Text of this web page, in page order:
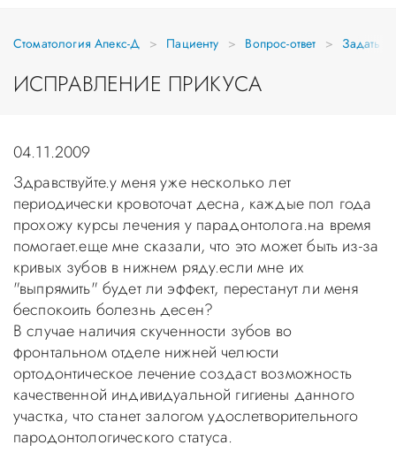
Стоматология Апекс-Д Пациенту Вопрос-ответ Задать
ИСПРАВЛЕНИЕ ПРИКУСА
04.11.2009
Здравствуйте.у меня уже несколько лет
периодически кровоточат десна, каждые пол года
прохожу курсы лечения у парадонтолога.на время
помогает.еще мне сказали, что это может быть из-за
кривых зубов в нижнем ряду.если мне их
"выпрямить" будет ли эффект, перестанут ли меня
беспокоить болезнь десен?
В случае наличия скученности зубов во
фронтальном отделе нижней челюсти
ортодонтическое лечение создаст возможность
качественной индивидуальной гигиены данного
участка, что станет залогом удослетворительного
пародонтологического статуса.